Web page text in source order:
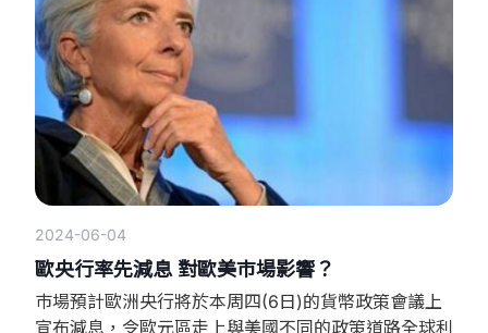
2024-06-04
歐央行率先減息 對歐美巿場影響？
巿場預計歐洲央行將於本周四(6日)的貨幣政策會議上
宣布減息，令歐元區走上與美國不同的政策道路全球利